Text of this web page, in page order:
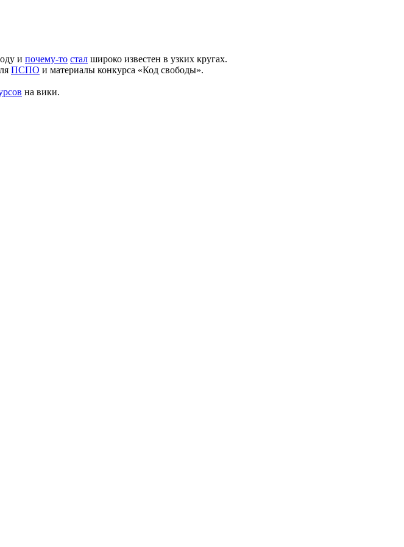
и почему-то стал широко известен в узких кругах.
ПСПО и материалы конкурса «Код свободы».
на вики.